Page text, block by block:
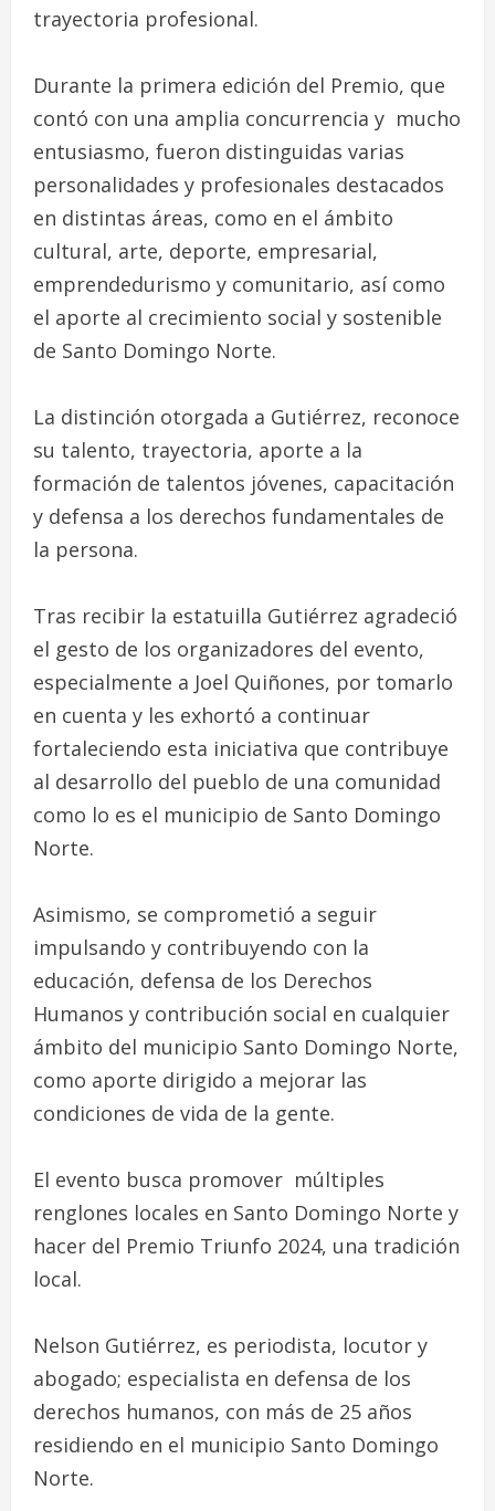
trayectoria profesional.
Durante la primera edición del Premio, que
contó con una amplia concurrencia y mucho
entusiasmo, fueron distinguidas varias
personalidades y profesionales destacados
en distintas áreas, como en el ámbito
cultural, arte, deporte, empresarial,
emprendedurismo y comunitario, así como
el aporte al crecimiento social y sostenible
de Santo Domingo Norte.
La distinción otorgada a Gutiérrez, reconoce
su talento, trayectoria, aporte a la
formación de talentos jóvenes, capacitación
y defensa a los derechos fundamentales de
la persona.
Tras recibir la estatuilla Gutiérrez agradeció
el gesto de los organizadores del evento,
especialmente a Joel Quiñones, por tomarlo
en cuenta y les exhortó a continuar
fortaleciendo esta iniciativa que contribuye
al desarrollo del pueblo de una comunidad
como lo es el municipio de Santo Domingo
Norte.
Asimismo, se comprometió a seguir
impulsando y contribuyendo con la
educación, defensa de los Derechos
Humanos y contribución social en cualquier
ámbito del municipio Santo Domingo Norte,
como aporte dirigido a mejorar las
condiciones de vida de la gente.
El evento busca promover múltiples
renglones locales en Santo Domingo Norte y
hacer del Premio Triunfo 2024, una tradición
local.
Nelson Gutiérrez, es periodista, locutor y
abogado; especialista en defensa de los
derechos humanos, con más de 25 años
residiendo en el municipio Santo Domingo
Norte.